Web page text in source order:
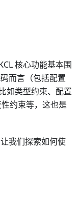
核心功能基本围
而言（包括配置
如类型约束、配置
约束等，这也是
我们探索如何使